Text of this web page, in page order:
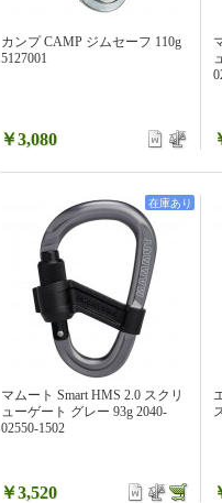
カンプ CAMP ジムセーフ 110g
5127001
￥3,080
マムート Smart HMS 2.0 スクリ
ューゲート グレー 93g 2040-
02550-1502
￥3,520
在庫あり